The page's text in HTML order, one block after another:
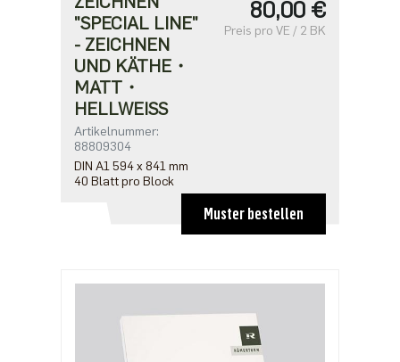
"SPECIAL LINE"
- ZEICHNEN
UND KÄTHE・
MATT・
HELLWEISS
Artikelnummer:
88809304
DIN A1 594 x 841 mm
40 Blatt pro Block
80,00 €
Preis pro VE / 2 BK
Muster bestellen